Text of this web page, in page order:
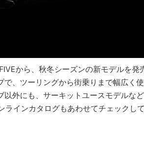
から、秋冬シーズンの新モデルを発
で、ツーリングから街乗りまで幅広く
外にも、サーキットユースモデルな
インカタログもあわせてチェックして